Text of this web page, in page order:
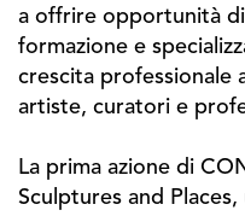
a offrire opportunità
formazione e
crescita professionale
artiste, curatori e
La prima azione di
Sculptures and